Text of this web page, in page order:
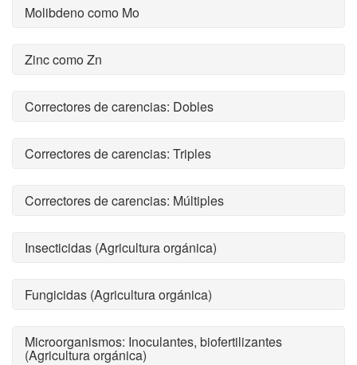
Molibdeno como Mo
Zinc como Zn
Correctores de carencias: Dobles
Correctores de carencias: Triples
Correctores de carencias: Múltiples
Insecticidas (Agricultura orgánica)
Fungicidas (Agricultura orgánica)
Microorganismos: Inoculantes, biofertilizantes
(Agricultura orgánica)